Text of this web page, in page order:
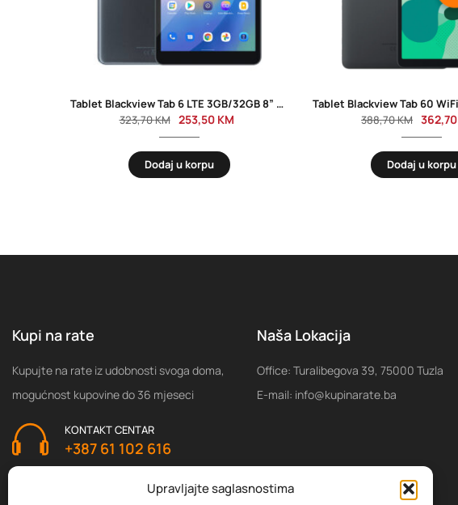
Upravljajte saglasnostima
Tablet Blackview Tab 6 LTE 3GB/32GB 8” Truffle Gray
323,70KM 253,50 KM
Dodaj u korpu
388,70KM 362,70
Dodaj u korpu
Kupi na rate
Kupujte na rate iz udobnosti svoga doma,
mogućnost kupovine do 36 mjeseci
KONTAKT CENTAR
+387 61 102 616
Naša Lokacija
Office: Turalibegova 39, 75000 Tuzla
E-mail: info@kupinarate.ba